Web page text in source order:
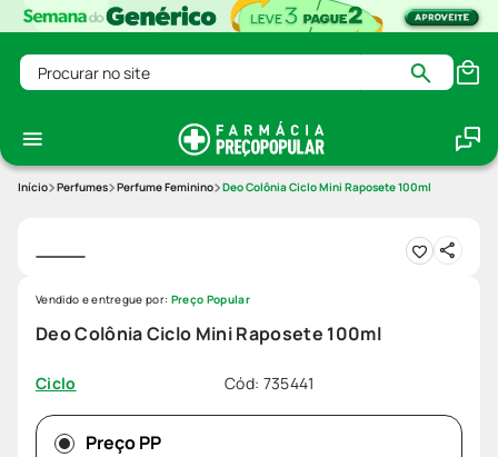
Procurar no site
Perfumes Perfume Feminino Deo Colônia Ciclo Mini Raposete 100ml
Deo Colônia Ciclo Mini Raposete 100ml
Ciclo Cód: 735441
Vendido e entregue por: Preço Popular
Preço PP